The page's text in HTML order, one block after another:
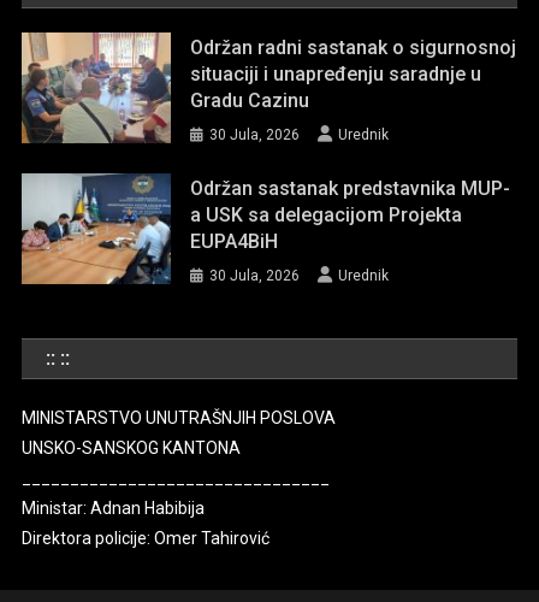
Održan radni sastanak o sigurnosnoj
situaciji i unapređenju saradnje u
Gradu Cazinu
30 Jula, 2026 Urednik
Održan sastanak predstavnika MUP-
a USK sa delegacijom Projekta
EUPA4BiH
30 Jula, 2026 Urednik
:: ::
MINISTARSTVO UNUTRAŠNJIH POSLOVA
UNSKO-SANSKOG KANTONA
Ministar: Adnan Habibija
Direktora policije: Omer Tahirović